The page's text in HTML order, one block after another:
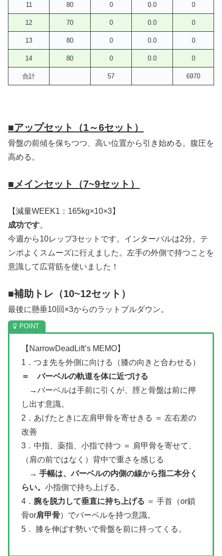
11 80 0 0.0 0
12 70 0 0.0 0
13 80 0 0.0 0
14 80 0 0.0 0
合計 57 6970
■アップセット（1～6セット）
骨盤の前傾を保ちつつ、高い位置から引き始める。腹圧を
高める。
■メインセット（7~9セット）
【減量WEEK1：165kg×10×3】
成功です。
今週から10レップ3セットです。インターバルは2分。テ
ンポよくスムーズに行えました。左手の外側で持つことを
意識して広背筋を使いました！
■補助トレ（10~12セット）
最後に懸垂10回×3からのラットプルダウン。
【NarrowDeadLift’s MEMO】
1．つま先を外側に向ける（膝の向きと合わせる）
＝ バーベルの軌道を体に近づける
→バーベルは手前に引くが、脛と骨盤は前に押
し出す意識。
2．あげたときに左肩甲骨を寄せきる ＝ 左右差の
改善
3．中指、薬指、小指で持つ ＝ 肩甲骨を寄せて、
（肩の前ではなく）背中で重さを感じる
→ 手幅は、バーベルの内側の線から指二本分く
らい。 小指側で持ち上げる。
4． 腕を脱力して垂直に持ち上げる ＝ 手首（or鎖
骨or肩甲骨）でバーベルを持つ意識。
5． 膝を伸ばす勢いで骨盤を前に持ってくる。